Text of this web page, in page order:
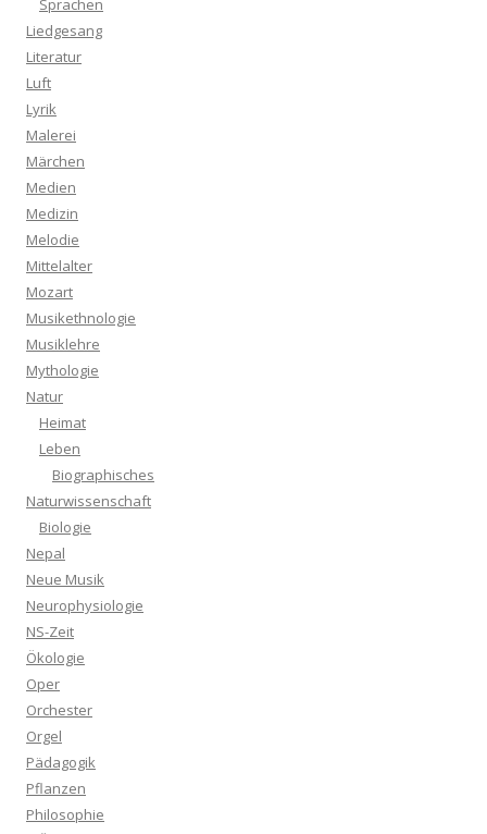
Sprachen
Liedgesang
Literatur
Luft
Lyrik
Malerei
Märchen
Medien
Medizin
Melodie
Mittelalter
Mozart
Musikethnologie
Musiklehre
Mythologie
Natur
Heimat
Leben
Biographisches
Naturwissenschaft
Biologie
Nepal
Neue Musik
Neurophysiologie
NS-Zeit
Ökologie
Oper
Orchester
Orgel
Pädagogik
Pflanzen
Philosophie